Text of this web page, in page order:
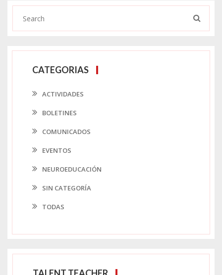
CATEGORIAS
ACTIVIDADES
BOLETINES
COMUNICADOS
EVENTOS
NEUROEDUCACIÓN
SIN CATEGORÍA
TODAS